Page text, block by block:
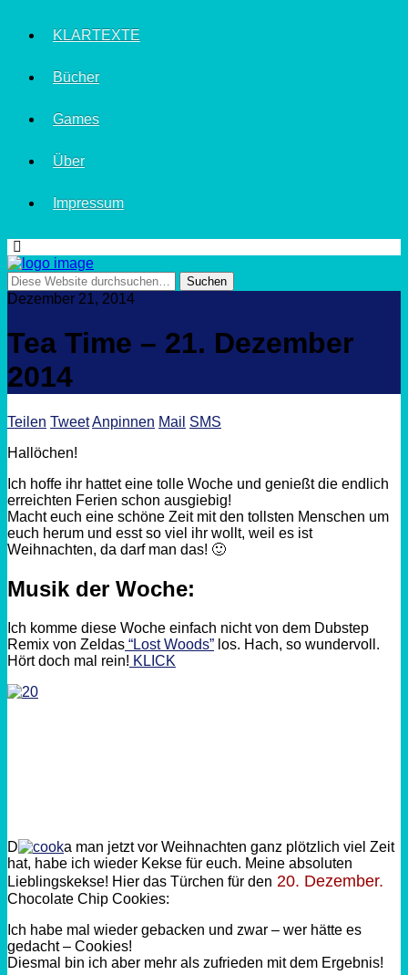
KLARTEXTE
Bücher
Games
Über
Impressum
Dezember 21, 2014
Tea Time – 21. Dezember
2014
Teilen TweetAnpinnen Mail SMS
Hallöchen!
Ich hoffe ihr hattet eine tolle Woche und genießt die endlich
erreichten Ferien schon ausgiebig!
Macht euch eine schöne Zeit mit den tollsten Menschen um
euch herum und esst so viel ihr wollt, weil es ist
Weihnachten, da darf man das! 🙂
Musik der Woche:
Ich komme diese Woche einfach nicht von dem Dubstep
Remix von Zeldas “Lost Woods” los. Hach, so wundervoll.
Hört doch mal rein! KLICK
D
a man jetzt vor Weihnachten ganz plötzlich viel Zeit
hat, habe ich wieder Kekse für euch. Meine absoluten
Lieblingskekse! Hier das Türchen für den 20. Dezember.
Chocolate Chip Cookies:
Ich habe mal wieder gebacken und zwar – wer hätte es
gedacht – Cookies!
Diesmal bin ich aber mehr als zufrieden mit dem Ergebnis!